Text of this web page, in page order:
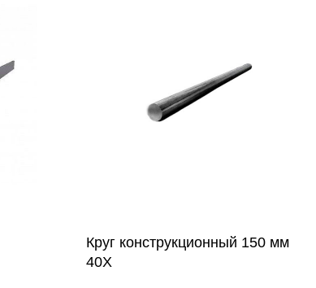
Круг конструкционный 150 мм
40Х